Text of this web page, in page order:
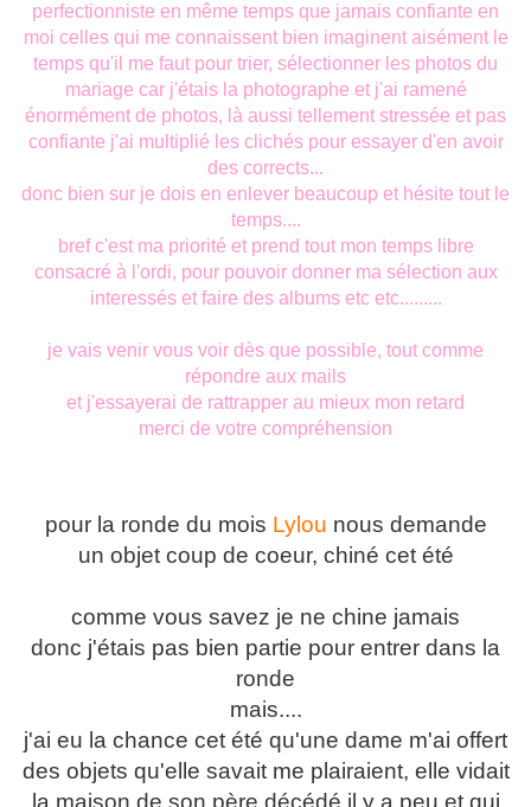
perfectionniste en même temps que jamais confiante en
moi celles qui me connaissent bien imaginent aisément le
temps qu'il me faut pour trier, sélectionner les photos du
mariage car j'étais la photographe et j'ai ramené
énormément de photos, là aussi tellement stressée et pas
confiante j'ai multiplié les clichés pour essayer d'en avoir
des corrects...
donc bien sur je dois en enlever beaucoup et hésite tout le
temps....
bref c'est ma priorité et prend tout mon temps libre
consacré à l'ordi, pour pouvoir donner ma sélection aux
interessés et faire des albums etc etc.........
je vais venir vous voir dès que possible, tout comme
répondre aux mails
et j'essayerai de rattrapper au mieux mon retard
merci de votre compréhension
pour la ronde du mois Lylou nous demande
un objet coup de coeur, chiné cet été
comme vous savez je ne chine jamais
donc j'étais pas bien partie pour entrer dans la
ronde
mais....
j'ai eu la chance cet été qu'une dame m'ai offert
des objets qu'elle savait me plairaient, elle vidait
la maison de son père décédé il y a peu et qui